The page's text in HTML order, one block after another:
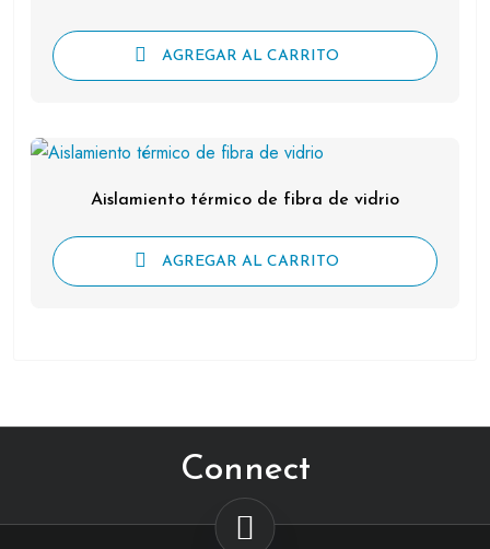
AGREGAR AL CARRITO
Aislamiento térmico de fibra de vidrio
AGREGAR AL CARRITO
Connect